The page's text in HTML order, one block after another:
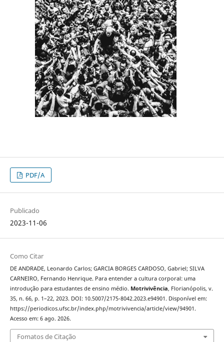
PDF/A
Publicado
2023-11-06
Como Citar
DE ANDRADE, Leonardo Carlos; GARCIA BORGES CARDOSO, Gabriel; SILVA
CARNEIRO, Fernando Henrique. Para entender a cultura corporal: uma
introdução para estudantes de ensino médio. Motrivivência, Florianópolis, v.
35, n. 66, p. 1–22, 2023. DOI: 10.5007/2175-8042.2023.e94901. Disponível em:
https://periodicos.ufsc.br/index.php/motrivivencia/article/view/94901.
Acesso em: 6 ago. 2026.
Fomatos de Citação